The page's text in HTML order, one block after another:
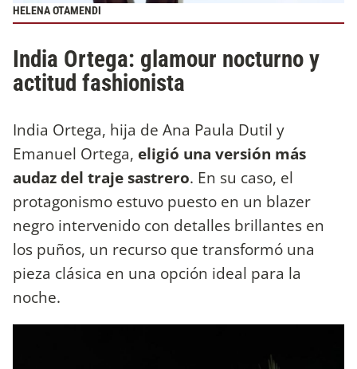
HELENA OTAMENDI
India Ortega: glamour nocturno y
actitud fashionista
India Ortega, hija de Ana Paula Dutil y
Emanuel Ortega, eligió una versión más
audaz del traje sastrero. En su caso, el
protagonismo estuvo puesto en un blazer
negro intervenido con detalles brillantes en
los puños, un recurso que transformó una
pieza clásica en una opción ideal para la
noche.